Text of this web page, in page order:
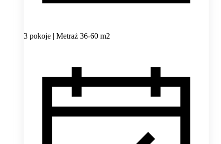
3 pokoje | Metraż 36-60 m2